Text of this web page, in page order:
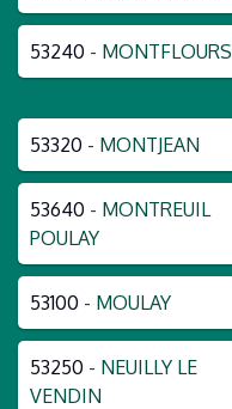
53240 - MONTFLOURS
53320 - MONTJEAN
53640 - MONTREUIL
POULAY
53100 - MOULAY
53250 - NEUILLY LE
VENDIN